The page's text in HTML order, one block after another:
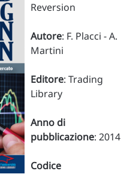
Reversion
Autore: F. Placci - A.
Martini
Editore: Trading
Library
Anno di
pubblicazione: 2014
Codice